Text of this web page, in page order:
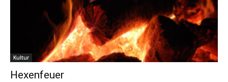
Kultur
Hexenfeuer